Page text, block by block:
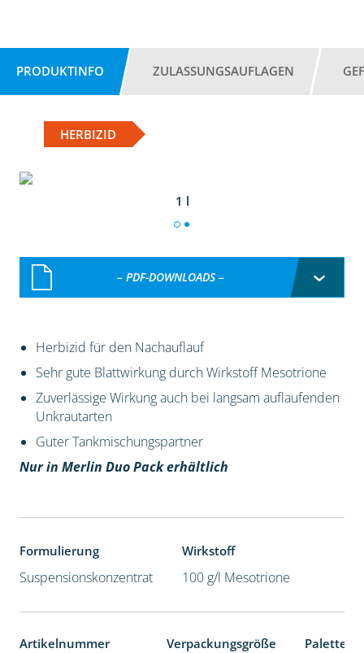
PRODUKTINFO ZULASSUNGSAUFLAGEN
HERBIZID
1 l
– PDF-DOWNLOADS –
Herbizid für den Nachauflauf
Sehr gute Blattwirkung durch Wirkstoff Mesotrione
Zuverlässige Wirkung auch bei langsam auflaufenden
Unkrautarten
Guter Tankmischungspartner
Nur in Merlin Duo Pack erhältlich
Formulierung
Suspensionskonzentrat
Wirkstoff
100 g/l Mesotrione
Artikelnummer Verpackungsgröße